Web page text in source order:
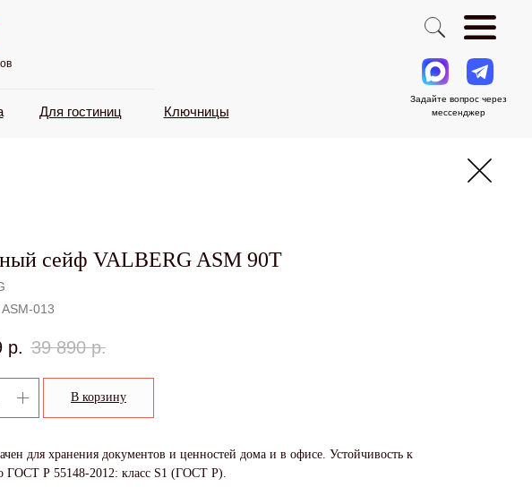
Для гостиниц Ключницы
Задайте вопрос через
мессенджер
сейф VALBERG ASM 90T
ASM-013
р. 39 890 р.
В корзину
для хранения документов и ценностей дома и в офисе. Устойчивость к
ГОСТ Р 55148-2012: класс S1 (ГОСТ Р).